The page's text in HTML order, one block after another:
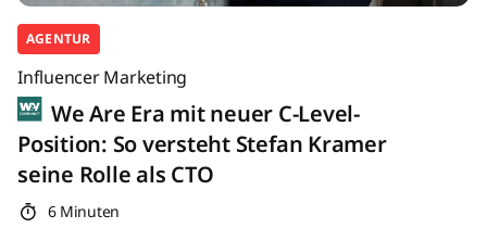
AGENTUR
Influencer Marketing
We Are Era mit neuer C-Level-
Position: So versteht Stefan Kramer
seine Rolle als CTO
6 Minuten